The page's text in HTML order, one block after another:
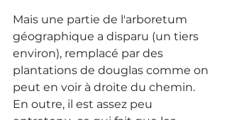
Mais une partie de l'arboretum
géographique a disparu (un tiers
environ), remplacé par des
plantations de douglas comme on
peut en voir à droite du chemin.
En outre, il est assez peu